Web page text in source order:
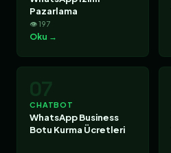
Pazarlama
👁 197
Oku →
07
CHATBOT
WhatsApp Business
Botu Kurma Ücretleri